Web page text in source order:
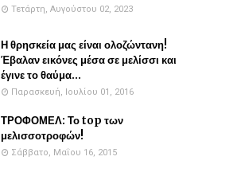
Τετάρτη, Αυγούστου 02, 2023
Η θρησκεία μας είναι ολοζώντανη!
Έβαλαν εικόνες μέσα σε μελίσσι και
έγινε το θαύμα...
Παρασκευή, Ιουλίου 01, 2016
ΤΡΟΦΟΜΕΛ: Το top των
μελισσοτροφών!
Σάββατο, Μαΐου 16, 2015